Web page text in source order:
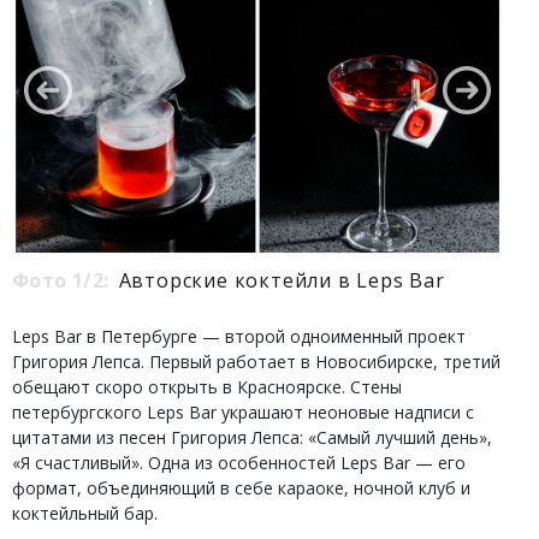
Фото 1/2: Авторские коктейли в Leps Bar
Leps Bar в Петербурге — второй одноименный проект
Григория Лепса. Первый работает в Новосибирске, третий
обещают скоро открыть в Красноярске. Стены
петербургского Leps Bar украшают неоновые надписи с
цитатами из песен Григория Лепса: «Самый лучший день»,
«Я счастливый». Одна из особенностей Leps Bar — его
формат, объединяющий в себе караоке, ночной клуб и
коктейльный бар.